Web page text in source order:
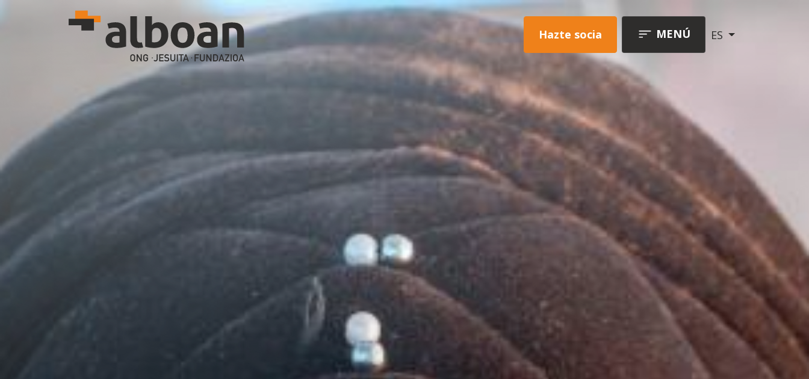
Pasar al contenido principal
Hazte socia
ES
MENÚ